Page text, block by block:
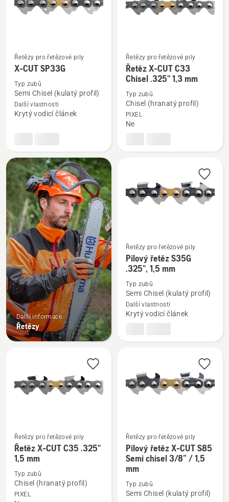
3/8”
Zobrazit
informací
Řetězy pro řetězové pily
X-CUT SP33G
Typ zubů
Semi Chisel (kulatý profil)
Další vlastnosti
Krytý vodicí článek
Zobrazit
více
informací
Řetěz
1,3
mm
Řetězy pro řetězové pily
Řetěz X-CUT C33
Chisel .325" 1,3 mm
Typ zubů
Chisel (hranatý profil)
PIXEL
Ne
Další informace
Řetězy
Zobrazit
více
informací
Pilový
řetěz
Řetězy pro řetězové pily
Pilový řetěz S35G
.325", 1,5 mm
Typ zubů
Semi Chisel (kulatý profil)
Další vlastnosti
Krytý vodicí článek
Zobrazit
více
informací
Řetěz
Řetězy pro řetězové pily
Řetěz X-CUT C35 .325"
1,5 mm
Typ zubů
Chisel (hranatý profil)
PIXEL
Zobrazit
více
informací
Řetězy pro řetězové pily
Pilový řetěz X-CUT S85
Semi chisel 3/8” / 1,5
mm
Typ zubů
Semi Chisel (kulatý profil)